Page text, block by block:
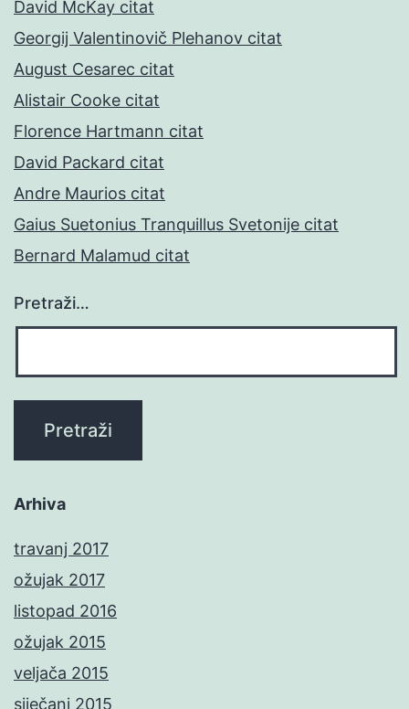
David McKay citat
Georgij Valentinovič Plehanov citat
August Cesarec citat
Alistair Cooke citat
Florence Hartmann citat
David Packard citat
Andre Maurios citat
Gaius Suetonius Tranquillus Svetonije citat
Bernard Malamud citat
Pretraži…
Arhiva
travanj 2017
ožujak 2017
listopad 2016
ožujak 2015
veljača 2015
siječanj 2015